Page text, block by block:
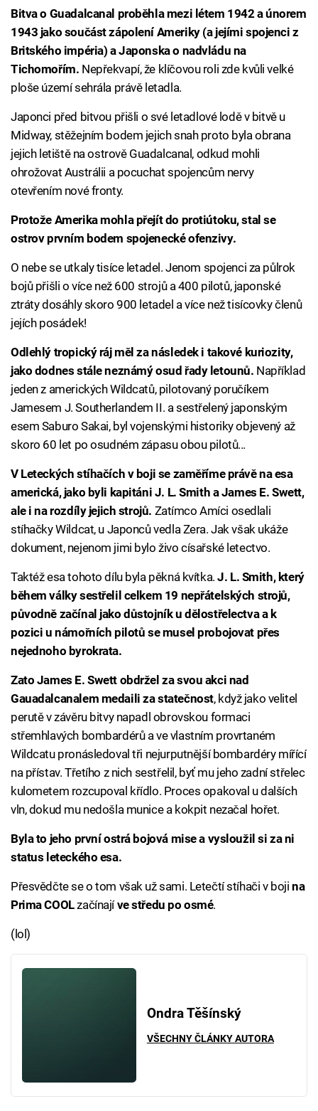
Bitva o Guadalcanal proběhla mezi létem 1942 a únorem
1943 jako součást zápolení Ameriky (a jejími spojenci z
Britského impéria) a Japonska o nadvládu na
Tichomořím. Nepřekvapí, že klíčovou roli zde kvůli velké
ploše území sehrála právě letadla.
Japonci před bitvou přišli o své letadlové lodě v bitvě u
Midway, stěžejním bodem jejich snah proto byla obrana
jejich letiště na ostrově Guadalcanal, odkud mohli
ohrožovat Austrálii a pocuchat spojencům nervy
otevřením nové fronty.
Protože Amerika mohla přejít do protiútoku, stal se
ostrov prvním bodem spojenecké ofenzivy.
O nebe se utkaly tisíce letadel. Jenom spojenci za půlrok
bojů přišli o více než 600 strojů a 400 pilotů, japonské
ztráty dosáhly skoro 900 letadel a více než tisícovky členů
jejích posádek!
Odlehlý tropický ráj měl za následek i takové kuriozity,
jako dodnes stále neznámý osud řady letounů. Například
jeden z amerických Wildcatů, pilotovaný poručíkem
Jamesem J. Southerlandem II. a sestřelený japonským
esem Saburo Sakai, byl vojenskými historiky objevený až
skoro 60 let po osudném zápasu obou pilotů...
V Leteckých stíhačích v boji se zaměříme právě na esa
americká, jako byli kapitáni J. L. Smith a James E. Swett,
ale i na rozdíly jejich strojů. Zatímco Amíci osedlali
stíhačky Wildcat, u Japonců vedla Zera. Jak však ukáže
dokument, nejenom jimi bylo živo císařské letectvo.
Taktéž esa tohoto dílu byla pěkná kvítka. J. L. Smith, který
během války sestřelil celkem 19 nepřátelských strojů,
původně začínal jako důstojník u dělostřelectva a k
pozici u námořních pilotů se musel probojovat přes
nejednoho byrokrata.
Zato James E. Swett obdržel za svou akci nad
Gauadalcanalem medaili za statečnost, když jako velitel
perutě v závěru bitvy napadl obrovskou formaci
střemhlavých bombardérů a ve vlastním provrtaném
Wildcatu pronásledoval tři nejurputnější bombardéry mířící
na přístav. Třetího z nich sestřelil, byť mu jeho zadní střelec
kulometem rozcupoval křídlo. Proces opakoval u dalších
vln, dokud mu nedošla munice a kokpit nezačal hořet.
Byla to jeho první ostrá bojová mise a vysloužil si za ni
status leteckého esa.
Přesvědčte se o tom však už sami. Letečtí stíhači v boji na
Prima COOLzačínajíve středu po osmé.
(lol)
Ondra Těšínský
VŠECHNY ČLÁNKY AUTORA